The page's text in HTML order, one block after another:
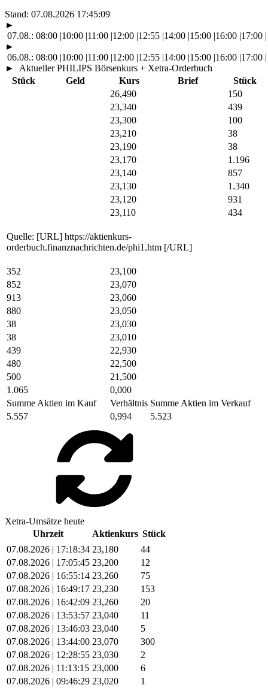
Stand: 07.08.2026 17:45:09
►
07.08.: 08:00 |10:00 |11:00 |12:00 |12:55 |14:00 |15:00 |16:00 |17:00 |
►
06.08.: 08:00 |10:00 |11:00 |12:00 |12:55 |14:00 |15:00 |16:00 |17:00 |
►
Aktueller PHILIPS Börsenkurs + Xetra-Orderbuch
Stück
Geld Kurs Brief
Stück
26,490
150
23,340
439
23,300
100
23,210
38
23,190
38
23,170
1.196
23,140
857
23,130
1.340
23,120
931
23,110
434
Quelle: [URL] https://aktienkurs-
orderbuch.finanznachrichten.de/phi1.htm [/URL]
352
23,100
852
23,070
913
23,060
880
23,050
38
23,030
38
23,010
439
22,930
480
22,500
500
21,500
1.065
0,000
Summe Aktien im Kauf
Verhältnis Summe Aktien im Verkauf
5.557
0,994 5.523
Xetra-Umsätze heute
Uhrzeit
Aktienkurs Stück
07.08.2026 | 17:18:34 23,180
44
07.08.2026 | 17:05:45 23,200
12
07.08.2026 | 16:55:14 23,260
75
07.08.2026 | 16:49:17 23,230
153
07.08.2026 | 16:42:09 23,260
20
07.08.2026 | 13:53:57 23,040
11
07.08.2026 | 13:46:03 23,040
5
07.08.2026 | 13:44:00 23,070
300
07.08.2026 | 12:28:55 23,030
2
07.08.2026 | 11:13:15 23,000
6
07.08.2026 | 09:46:29 23,020
1